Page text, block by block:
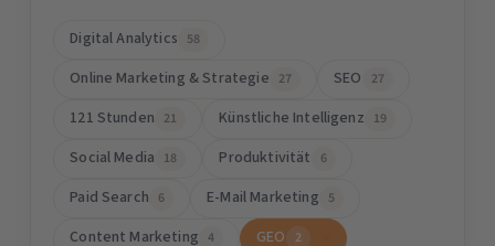
Digital Analytics 58
Online Marketing & Strategie 27 SEO 27
121 Stunden 21 Künstliche Intelligenz 19
Social Media 18 Produktivität 6
Paid Search 6 E-Mail Marketing 5
Content Marketing 4 GEO 2